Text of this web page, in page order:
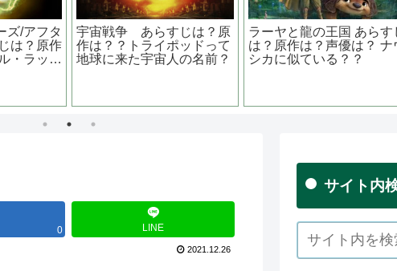
阿部 寛主演 映画『 カラ
か？
お終活 熟春！人生、百年
時代の過ごし方 あらすじ
は？原作は？水野勝主演
容疑者
み の堤
石神の
0 LINE
2021.12.26
サイト内